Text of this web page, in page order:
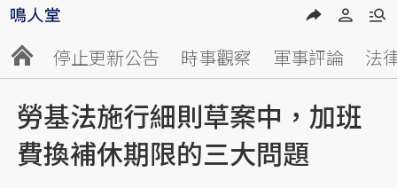
停止更新公告 時事觀察 軍事評論 法
勞基法施行細則草案中，加班
費換補休期限的三大問題